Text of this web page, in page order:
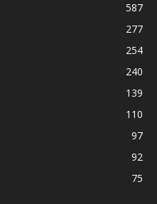
587
277
254
240
139
110
97
92
75